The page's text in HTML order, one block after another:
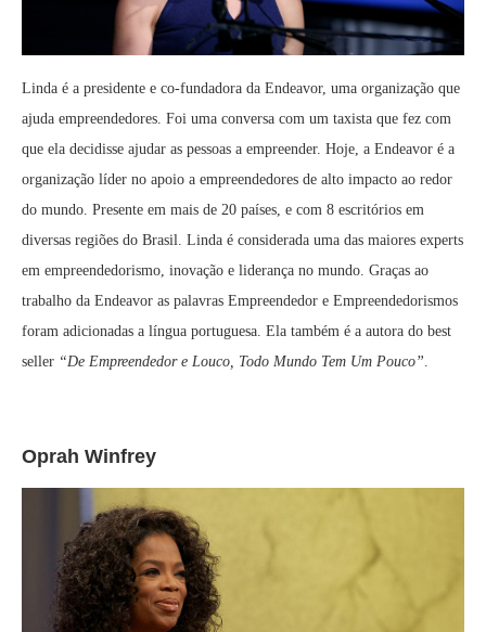
Linda é a presidente e co-fundadora da Endeavor, uma organização que
ajuda empreendedores. Foi uma conversa com um taxista que fez com
que ela decidisse ajudar as pessoas a empreender. Hoje, a Endeavor é a
organização líder no apoio a empreendedores de alto impacto ao redor
do mundo. Presente em mais de 20 países, e com 8 escritórios em
diversas regiões do Brasil. Linda é considerada uma das maiores experts
em empreendedorismo, inovação e liderança no mundo. Graças ao
trabalho da Endeavor as palavras Empreendedor e Empreendedorismos
foram adicionadas a língua portuguesa. Ela também é a autora do best
seller “De Empreendedor e Louco, Todo Mundo Tem Um Pouco”
Oprah Winfrey